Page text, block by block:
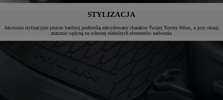
STYLIZACJA
Akcesoria stylizacyjne jeszcze bardziej podkreślą zdecydowany charakter Twojej Toyoty Hilux, a przy okazji
znacznie wpłyną na ochronę niektórych elementów nadwozia.